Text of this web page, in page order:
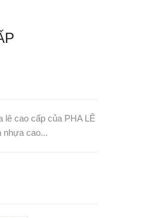
cao cấp của PHA LÊ
nhựa cao...